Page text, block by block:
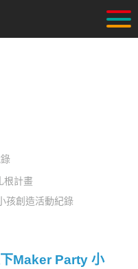
根計畫
孩創造活動紀錄
Maker Party 小